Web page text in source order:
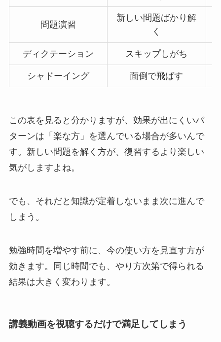
問題演習
新しい問題ばかり解
く
ディクテーション スキップしがち
シャドーイング 面倒で飛ばす
この表を見ると分かりますが、効果が出にくいパ
ターンは「楽な方」を選んでいる場合が多いんで
す。新しい問題を解く方が、復習するより楽しい
気がしますよね。
でも、それだと知識が定着しないまま次に進んで
しまう。
勉強時間を増やす前に、今の使い方を見直す方が
効きます。同じ時間でも、やり方次第で得られる
結果は大きく変わります。
講義動画を視聴するだけで満足してしまう